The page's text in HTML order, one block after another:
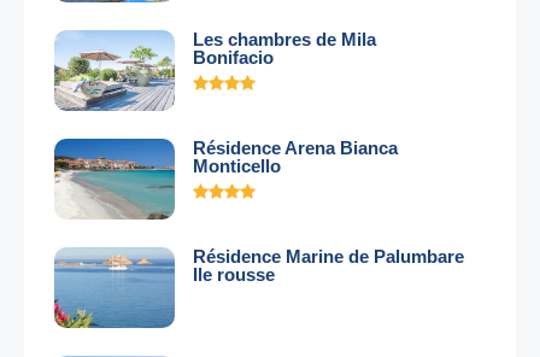
Les chambres de Mila
Bonifacio
Résidence Arena Bianca
Monticello
Résidence Marine de Palumbare
Ile rousse